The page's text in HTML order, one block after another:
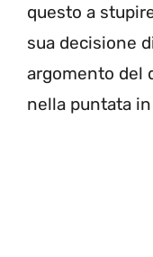
questo a
sua decisione
argomento del
nella puntata